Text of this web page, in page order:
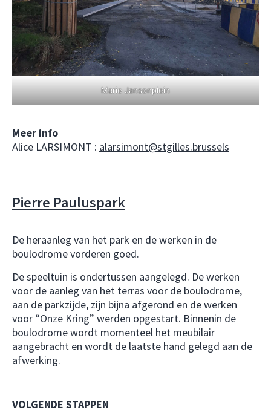
Marie Jansonplein
Meer info
Alice LARSIMONT : alarsimont@stgilles.brussels
Pierre Pauluspark
De heraanleg van het park en de werken in de
boulodrome vorderen goed.
De speeltuin is ondertussen aangelegd. De werken
voor de aanleg van het terras voor de boulodrome,
aan de parkzijde, zijn bijna afgerond en de werken
voor “Onze Kring” werden opgestart. Binnenin de
boulodrome wordt momenteel het meubilair
aangebracht en wordt de laatste hand gelegd aan de
afwerking.
VOLGENDE STAPPEN